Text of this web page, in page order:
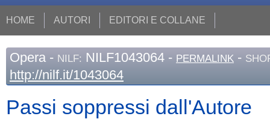
HOME AUTORI EDITORI E COLLANE
Opera - NILF: NILF1043064 - PERMALINK -
http://nilf.it/1043064
Passi soppressi dall'Autore